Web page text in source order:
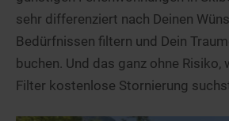
sehr differenziert nach Deinen
Bedürfnissen filtern und Dein
buchen. Und das ganz ohne Risiko,
Filter kostenlose Stornierung